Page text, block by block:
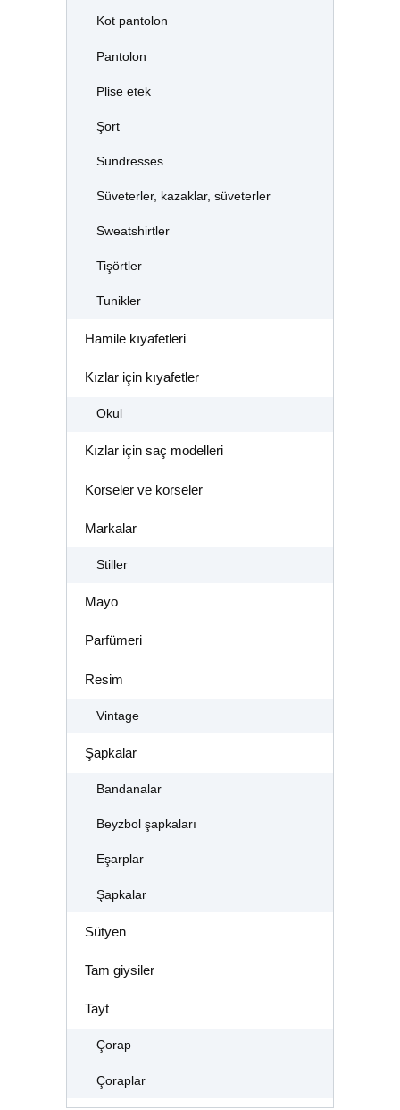
Kot pantolon
Pantolon
Plise etek
Şort
Sundresses
Süveterler, kazaklar, süveterler
Sweatshirtler
Tişörtler
Tunikler
Hamile kıyafetleri
Kızlar için kıyafetler
Okul
Kızlar için saç modelleri
Korseler ve korseler
Markalar
Stiller
Mayo
Parfümeri
Resim
Vintage
Şapkalar
Bandanalar
Beyzbol şapkaları
Eşarplar
Şapkalar
Sütyen
Tam giysiler
Tayt
Çorap
Çoraplar